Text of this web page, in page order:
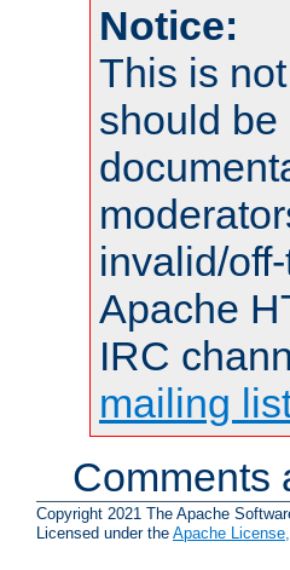
Notice:
This is
should
invalid/
Apache
IRC
mailing
Comments
Copyright 2021 The Apache
Licensed under the Apache